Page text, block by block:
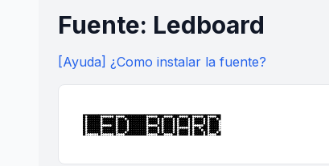
Fuente: Ledboard
[Ayuda] ¿Como instalar la fuente?